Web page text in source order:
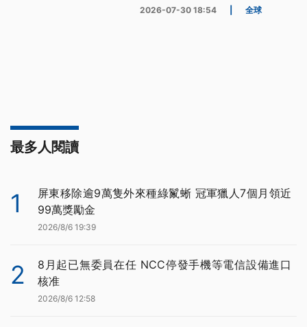
2026-07-30 18:54 全球
最多人閱讀
1
屏東移除逾9萬隻外來種綠鬣蜥 冠軍獵人7個月領近
99萬獎勵金
2026/8/6 19:39
2
8月起已無委員在任 NCC停發手機等電信設備進口
核准
2026/8/6 12:58